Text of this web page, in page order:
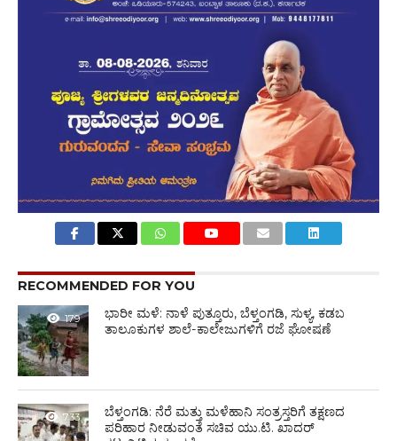
RECOMMENDED FOR YOU
179
ಭಾರೀ ಮಳೆ: ನಾಳೆ ಪುತ್ತೂರು, ಬೆಳ್ತಂಗಡಿ, ಸುಳ್ಯ, ಕಡಬ
ತಾಲೂಕುಗಳ ಶಾಲೆ-ಕಾಲೇಜುಗಳಿಗೆ ರಜೆ ಘೋಷಣೆ
733
ಬೆಳ್ತಂಗಡಿ: ನೆರೆ ಮತ್ತು ಮಳೆಹಾನಿ ಸಂತ್ರಸ್ತರಿಗೆ ತಕ್ಷಣದ
ಪರಿಹಾರ ನೀಡುವಂತೆ ಸಚಿವ ಯು.ಟಿ. ಖಾದರ್